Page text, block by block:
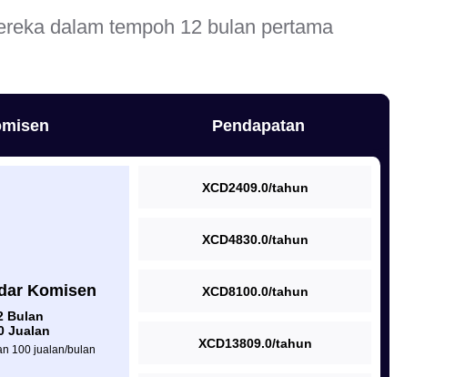
dalam tempoh 12 bulan pertama
Pendapatan
Komisen
Bulan
Jualan
100 jualan/bulan
XCD2409.0/tahun
XCD4830.0/tahun
XCD8100.0/tahun
XCD13809.0/tahun